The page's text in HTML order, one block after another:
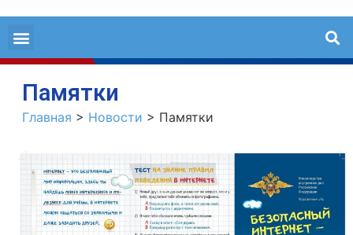
Памятки
Главная > Новости > Памятки